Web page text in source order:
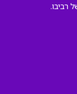
של רביבו.